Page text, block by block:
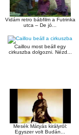
Vidám retro bábfilm a Futrinka
utca – De jó...
Caillou most beáll egy
cirkuszba dolgozni. Nézd...
Mesék Mátyás királyról:
Egyszer volt Budán...